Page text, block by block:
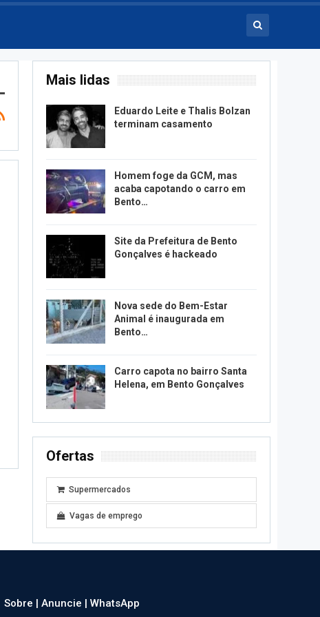
Mais lidas
Eduardo Leite e Thalis Bolzan
terminam casamento
Homem foge da GCM, mas
acaba capotando o carro em
Bento…
Site da Prefeitura de Bento
Gonçalves é hackeado
Nova sede do Bem-Estar
Animal é inaugurada em
Bento…
Carro capota no bairro Santa
Helena, em Bento Gonçalves
Ofertas
Supermercados
Vagas de emprego
Sobre |Anuncie |WhatsApp